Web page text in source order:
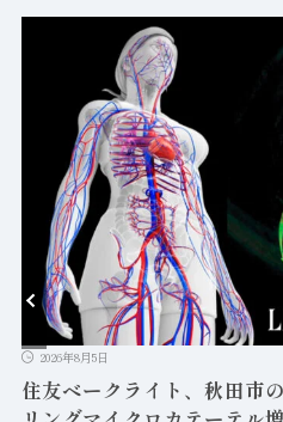
2026年8月5日
住友ベークライト、秋田市